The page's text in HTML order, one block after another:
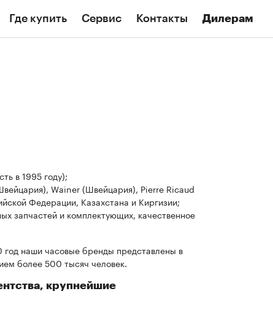
Где купить Сервис Контакты Дилерам
в 1995 году);
Wainer (Швейцария), Pierre Ricaud
Федерации, Казахстана и Киргизии;
запчастей и комплектующих, качественное
наши часовые бренды представлены в
более 500 тысяч человек.
крупнейшие